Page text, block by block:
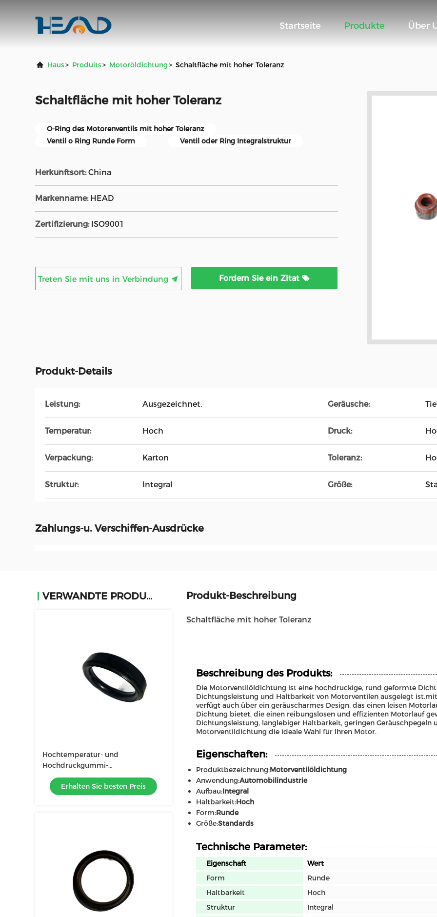
Startseite Produkte Über
Haus> Produits> Motoröldichtung> Schaltfläche mit hoher Toleranz
Schaltfläche mit hoher Toleranz
O-Ring des Motorenventils mit hoher Toleranz
Ventil o Ring Runde Form
Ventil oder Ring Integralstruktur
Herkunftsort: China
Markenname: HEAD
Zertifizierung: ISO9001
Treten Sie mit uns in Verbindung Fordern Sie ein Zitat
Produkt-Details
Leistung: Ausgezeichnet. Geräusche:
Temperatur: Hoch Druck:
Verpackung: Karton Toleranz:
Struktur: Integral Größe:
Zahlungs-u. Verschiffen-Ausdrücke
VERWANDTE PRODUKTE
Hochtemperatur- und
Hochdruckgummi-
Motorenölverschluss
Erhalten Sie besten Preis
Produkt-Beschreibung
Schaltfläche mit hoher Toleranz
Beschreibung des Produkts:
Die Motorventilöldichtung ist eine hochdruckige, rund geformte
Dichtungsleistung und Haltbarkeit von Motorventilen ausgelegt
verfügt auch über ein geräuscharmes Design, das einen leisen
Dichtung bietet, die einen reibungslosen und effizienten Motorlauf
Dichtungsleistung, langlebiger Haltbarkeit, geringen
Motorventildichtung die ideale Wahl für Ihren Motor.
Eigenschaften:
Produktbezeichnung:Motorventilöldichtung
Anwendung:Automobilindustrie
Aufbau:Integral
Haltbarkeit:Hoch
Form:Runde
Größe:Standards
Technische Parameter:
Eigenschaft
Wert
Form
Runde
Haltbarkeit
Hoch
Struktur
Integral